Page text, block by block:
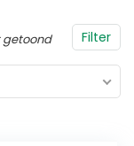
Filter
getoond